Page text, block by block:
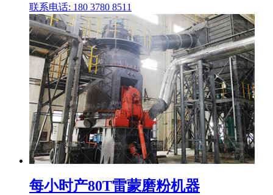
联系电话: 180 3780 8511
每小时产80T雷蒙磨粉机器